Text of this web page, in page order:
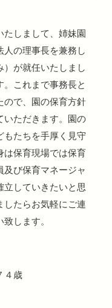
たしまして、姉妹園
の理事長を兼務し
が就任いたしまし
これまで事務長と
ので、園の保育方針
いただきます。園の
もたちを手厚く見守
は保育現場では保育
及び保育マネージャ
立していきたいと思
したらお気軽にご連
します。
歳